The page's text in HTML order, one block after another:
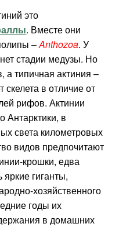
это
. Вместе они
–Anthozoa. У
стадии медузы. Но
а типичная актиния –
скелета в отличие от
рифов. Актинии
Антарктики, в
света километровых
видов предпочитают
крошки, едва
гиганты,
хозяйственного
годы их
в домашних